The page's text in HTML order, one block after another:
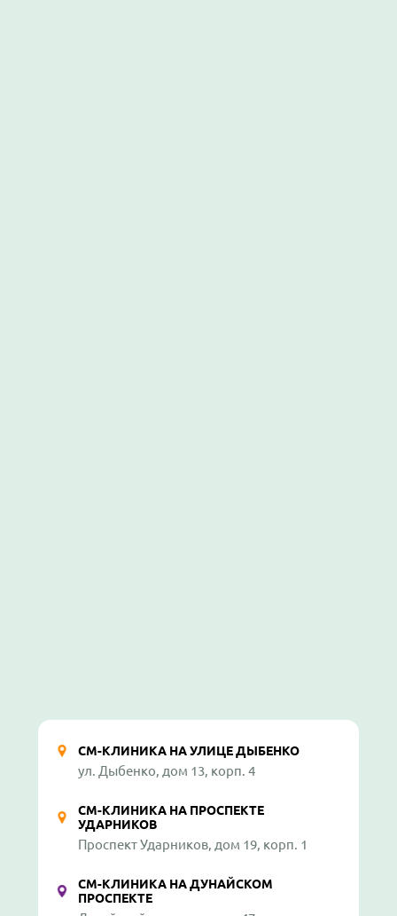
СМ-КЛИНИКА НА УЛИЦЕ ДЫБЕНКО
ул. Дыбенко, дом 13, корп. 4
СМ-КЛИНИКА НА ПРОСПЕКТЕ
УДАРНИКОВ
Проспект Ударников, дом 19, корп. 1
СМ-КЛИНИКА НА ДУНАЙСКОМ
ПРОСПЕКТЕ